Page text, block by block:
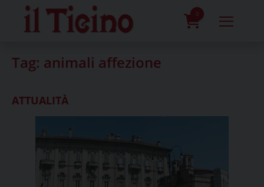
content
0
Tag: animali affezione
ATTUALITÀ